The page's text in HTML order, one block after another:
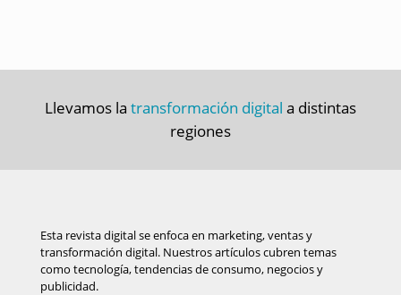
Llevamos la transformación digital a distintas
regiones
Esta revista digital se enfoca en marketing, ventas y
transformación digital. Nuestros artículos cubren temas
como tecnología, tendencias de consumo, negocios y
publicidad.